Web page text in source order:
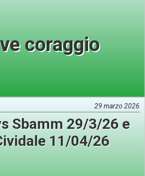
coraggio
29 marzo 2026
Sbamm 29/3/26 e
11/04/26